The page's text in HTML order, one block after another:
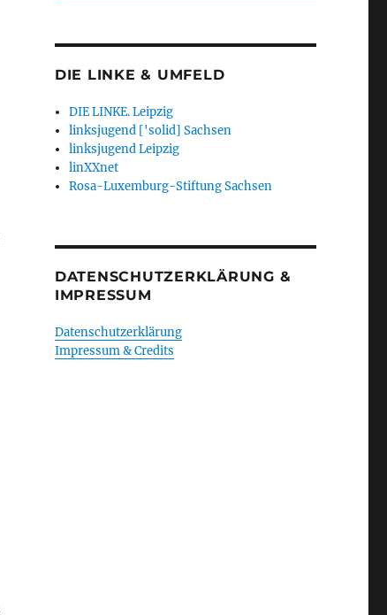
DIE LINKE & UMFELD
DIE LINKE. Leipzig
linksjugend ['solid] Sachsen
linksjugend Leipzig
linXXnet
Rosa-Luxemburg-Stiftung Sachsen
DATENSCHUTZERKLÄRUNG &
IMPRESSUM
Datenschutzerklärung
Impressum & Credits